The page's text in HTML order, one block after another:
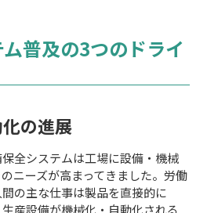
普及の3つのドライ
の進展
全システムは工場に設備・機械
ニーズが高まってきました。労働
の主な仕事は製品を直接的に
生産設備が機械化・自動化される